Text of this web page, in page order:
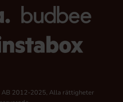
AB 2012-2025, Alla rättigheter